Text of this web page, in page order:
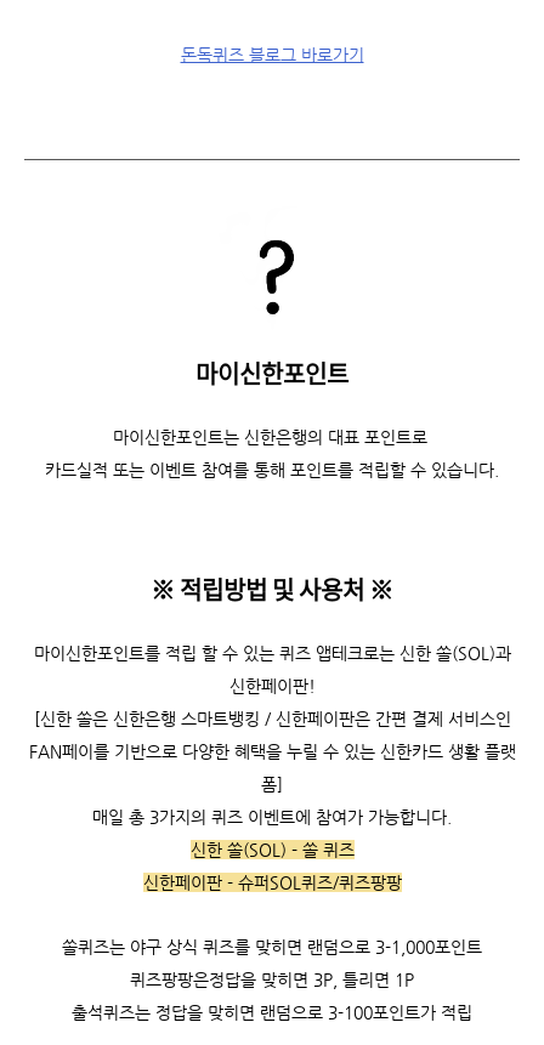
돈독퀴즈 블로그 바로가기
마이신한포인트
마이신한포인트는 신한은행의 대표 포인트로
카드실적 또는 이벤트 참여를 통해 포인트를 적립할 수 있습니다.
※ 적립방법 및 사용처 ※
마이신한포인트를 적립 할 수 있는 퀴즈 앱테크로는 신한 쏠(SOL)과
신한페이판!
[신한 쏠은 신한은행 스마트뱅킹 / 신한페이판은 간편 결제 서비스인
FAN페이를 기반으로 다양한 혜택을 누릴 수 있는 신한카드 생활 플랫
폼]
매일 총 3가지의 퀴즈 이벤트에 참여가 가능합니다.
신한 쏠(SOL) - 쏠 퀴즈
신한페이판 - 슈퍼SOL퀴즈/퀴즈팡팡
쏠퀴즈는 야구 상식 퀴즈를 맞히면 랜덤으로 3-1,000포인트
퀴즈팡팡은정답을 맞히면 3P, 틀리면 1P
출석퀴즈는 정답을 맞히면 랜덤으로 3-100포인트가 적립